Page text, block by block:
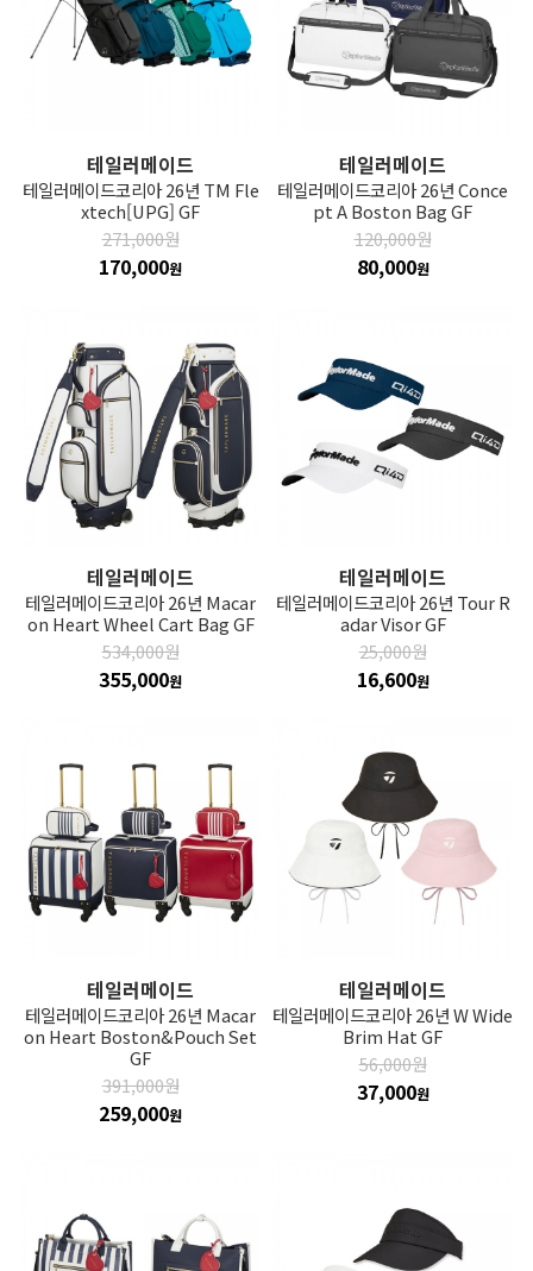
테일러메이드
테일러메이드코리아 26년 TM Fle
xtech[UPG] GF
271,000원
170,000원
테일러메이드
테일러메이드코리아 26년 Conce
pt A Boston Bag GF
120,000원
80,000원
테일러메이드
테일러메이드코리아 26년 Macar
on Heart Wheel Cart Bag GF
534,000원
355,000원
테일러메이드
테일러메이드코리아 26년 Tour R
adar Visor GF
25,000원
16,600원
테일러메이드
테일러메이드코리아 26년 Macar
on Heart Boston&Pouch Set
GF
391,000원
259,000원
테일러메이드
테일러메이드코리아 26년 W Wide
Brim Hat GF
56,000원
37,000원